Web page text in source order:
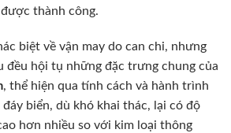
thành công.
biệt về vận may do can chi, nhưng
đều hội tụ những đặc trưng chung của
, thể hiện qua tính cách và hành trình
biển, dù khó khai thác, lại có độ
hơn nhiều so với kim loại thông